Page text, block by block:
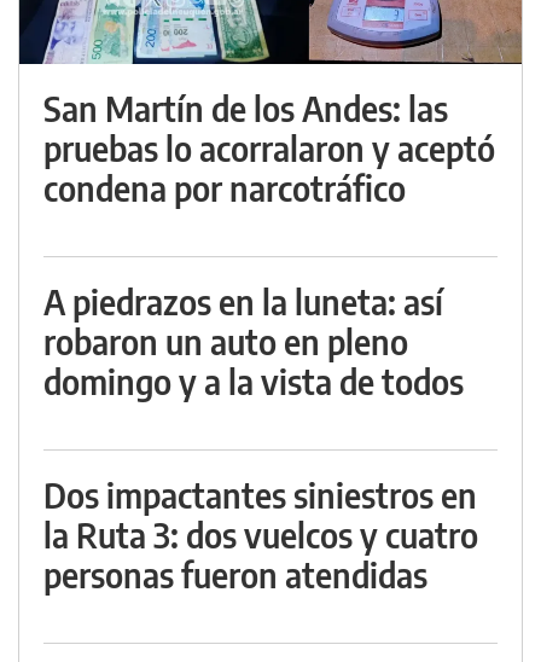
San Martín de los Andes: las
pruebas lo acorralaron y aceptó
condena por narcotráfico
A piedrazos en la luneta: así
robaron un auto en pleno
domingo y a la vista de todos
Dos impactantes siniestros en
la Ruta 3: dos vuelcos y cuatro
personas fueron atendidas